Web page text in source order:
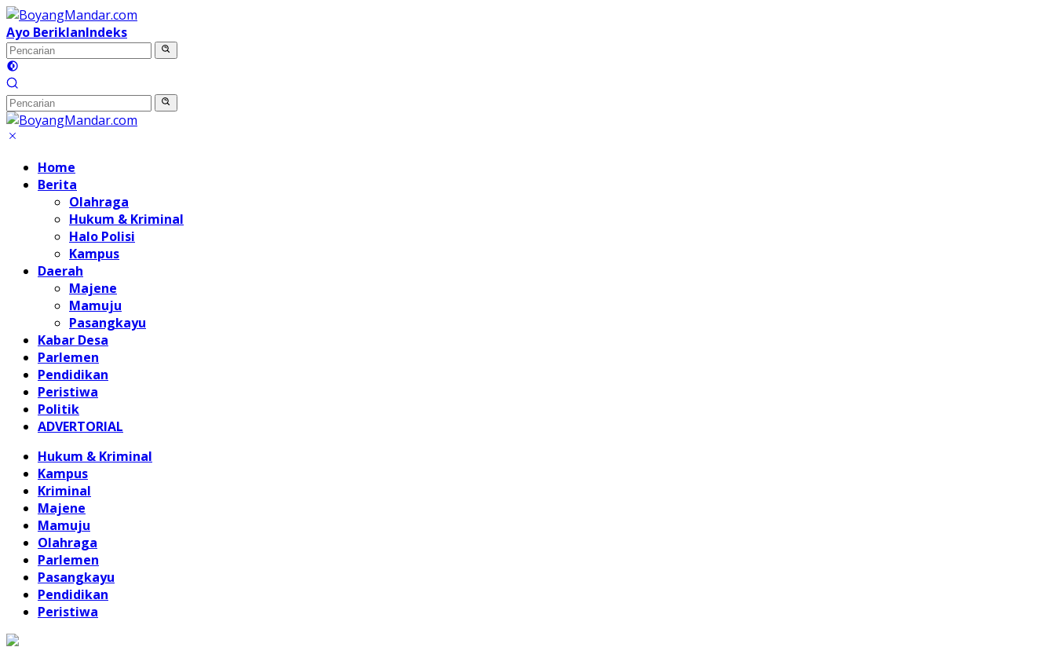
Langsung
ke
konten
Ayo BeriklanIndeks
Home
Berita
Olahraga
Hukum & Kriminal
Halo Polisi
Kampus
Daerah
Majene
Mamuju
Pasangkayu
Kabar Desa
Parlemen
Pendidikan
Peristiwa
Politik
ADVERTORIAL
Hukum & Kriminal
Kampus
Kriminal
Majene
Mamuju
Olahraga
Parlemen
Pasangkayu
Pendidikan
Peristiwa